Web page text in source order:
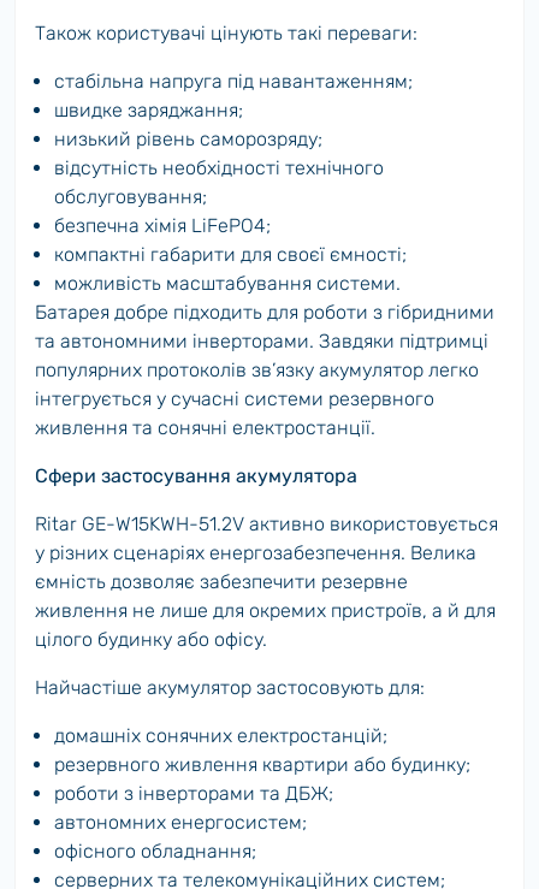
Також користувачі цінують такі переваги:
стабільна напруга під навантаженням;
швидке заряджання;
низький рівень саморозряду;
відсутність необхідності технічного
обслуговування;
безпечна хімія LiFePO4;
компактні габарити для своєї ємності;
можливість масштабування системи.
Батарея добре підходить для роботи з гібридними
та автономними інверторами. Завдяки підтримці
популярних протоколів зв’язку акумулятор легко
інтегрується у сучасні системи резервного
живлення та сонячні електростанції.
Сфери застосування акумулятора
Ritar GE-W15KWH-51.2V активно використовується
у різних сценаріях енергозабезпечення. Велика
ємність дозволяє забезпечити резервне
живлення не лише для окремих пристроїв, а й для
цілого будинку або офісу.
Найчастіше акумулятор застосовують для:
домашніх сонячних електростанцій;
резервного живлення квартири або будинку;
роботи з інверторами та ДБЖ;
автономних енергосистем;
офісного обладнання;
серверних та телекомунікаційних систем;